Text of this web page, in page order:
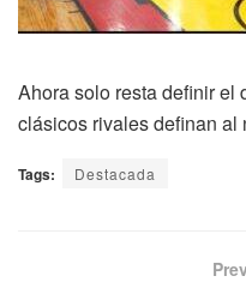
Ahora solo resta definir el
clásicos rivales definan al
Tags: Destacada